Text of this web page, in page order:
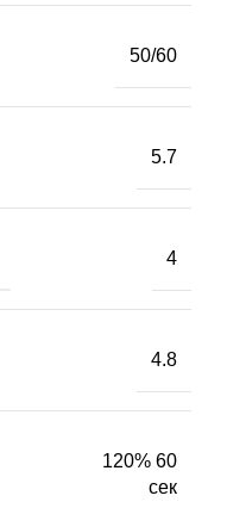
50/60
5.7
4
4.8
120% 60
сек